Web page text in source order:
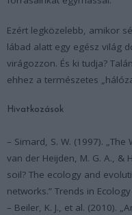
Ezért legközelebb, amikor
lábad alatt egy egész világ
virágozzon. És ki tudja?
ehhez a természetes
Hivatkozások
– Simard, S. W. (1997). „The
van der Heijden, M. G. A., &
soil? The ecology and
networks.” Trends in
– Beiler, K. J., et al. (2010).